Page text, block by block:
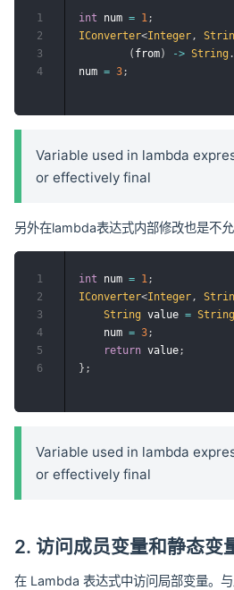
int num = 1 ;
IConverter<Integer ,
( from) -> String .
num = 3 ;
1
2
3
4
Variable used in lambda
or effectively final
另外在lambda表达式内部修改也是不允
int num = 1;
IConverter<Integer,
String value = String
    num
= 3;
return value;
} ;
1
2
3
4
5
6
Variable used in lambda
or effectively final
2. 访问成员变量和静态变
在 Lambda 表达式中访问局部变量。